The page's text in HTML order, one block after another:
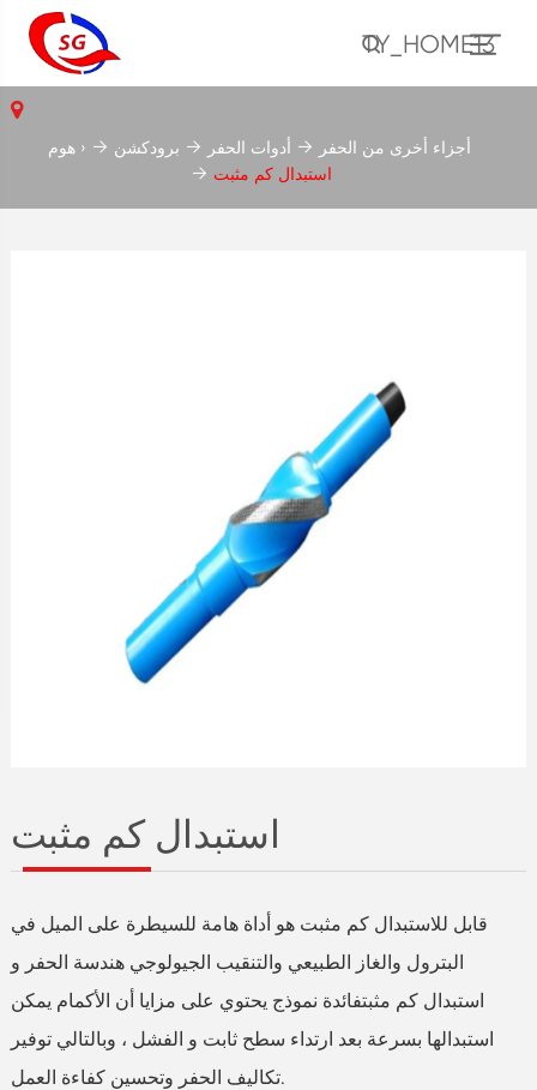
TY_HOME13
استبدال كم مثبت
قابل للاستبدال كم مثبت هو أداة هامة للسيطرة على الميل في
البترول والغاز الطبيعي والتنقيب الجيولوجي هندسة الحفر و
استبدال كم مثبتفائدة نموذج يحتوي على مزايا أن الأكمام يمكن
استبدالها بسرعة بعد ارتداء سطح ثابت و الفشل ، وبالتالي توفير
تكاليف الحفر وتحسين كفاءة العمل.
هوم › برودكشن أدوات الحفر
أجزاء أخرى من الحفر
استبدال كم مثبت